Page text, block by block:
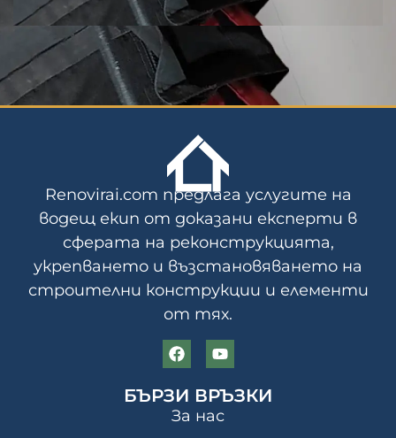
Renovirai.com предлага услугите на
водещ екип от доказани експерти в
сферата на реконструкцията,
укрепването и възстановяването на
строителни конструкции и елементи
от тях.
БЪРЗИ ВРЪЗКИ
За нас